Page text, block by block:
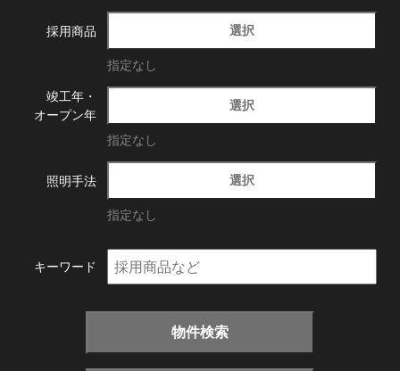
採用商品 選択
指定なし
竣工年・
オープン年
選択
指定なし
照明手法 選択
指定なし
キーワード
物件検索